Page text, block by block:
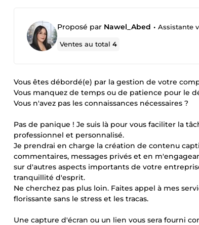
Proposé par Nawel_Abed • Assistante
Ventes au total4
Vous êtes débordé(e) par la gestion de votre
Vous manquez de temps ou de patience pour le
Vous n'avez pas les connaissances nécessaires ?
Pas de panique ! Je suis là pour vous faciliter la
professionnel et personnalisé.
Je prendrai en charge la création de contenu
commentaires, messages privés et en
sur d'autres aspects importants de votre
tranquillité d'esprit.
Ne cherchez pas plus loin. Faites appel à mes
florissante sans le stress et les tracas.
Une capture d'écran ou un lien vous sera fourni